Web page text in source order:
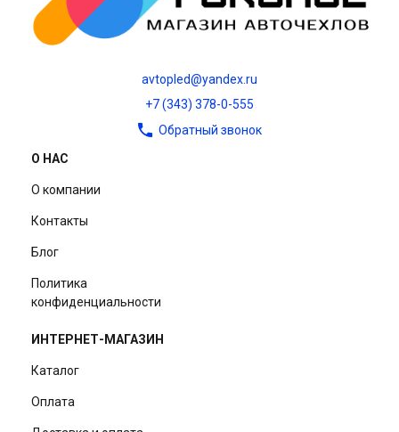
avtopled@yandex.ru
+7 (343) 378-0-555
Обратный звонок
О НАС
О компании
Контакты
Блог
Политика
конфиденциальности
ИНТЕРНЕТ-МАГАЗИН
Каталог
Оплата